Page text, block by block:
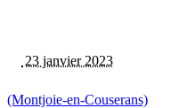
23 janvier 2023
(Montjoie-en-Couserans)